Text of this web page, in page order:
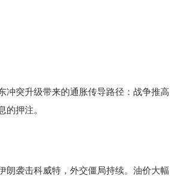
突升级带来的通胀传导路径：战争推高
的押注。
袭击科威特，外交僵局持续。油价大幅